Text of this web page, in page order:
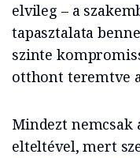
elvileg – a
tapasztalata
szinte
otthont teremtve
Mindezt nemcsak
elteltével, mert